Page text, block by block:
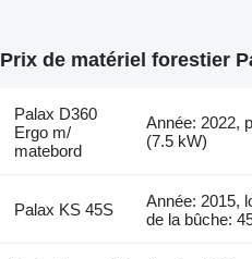
Prix de matériel forestier
Palax D360
Ergo m/
matebord
Année: 2022,
(7.5 kW)
Palax KS 45S
Année: 2015,
de la bûche: